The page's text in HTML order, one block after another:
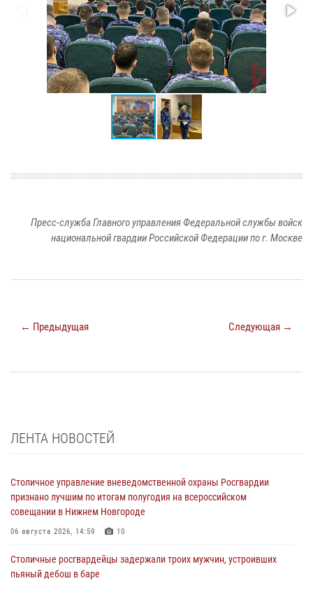
Пресс-служба Главного управления Федеральной службы войск
национальной гвардии Российской Федерации по г. Москве
← Предыдущая Следующая →
ЛЕНТА НОВОСТЕЙ
Столичное управление вневедомственной охраны Росгвардии
признано лучшим по итогам полугодия на всероссийском
совещании в Нижнем Новгороде
06 августа 2026, 14:59 10
Столичные росгвардейцы задержали троих мужчин, устроивших
пьяный дебош в баре